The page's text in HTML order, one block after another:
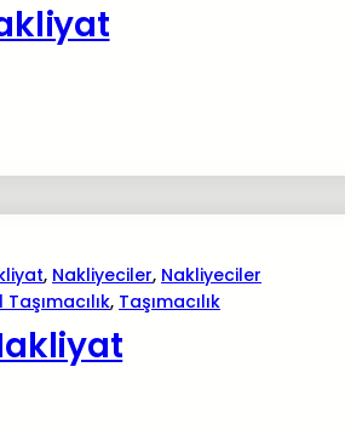
, Nakliyeciler, Nakliyeciler
, Taşımacılık